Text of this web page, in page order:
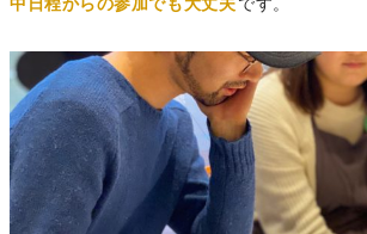
中日程からの参加でも大丈夫 です。